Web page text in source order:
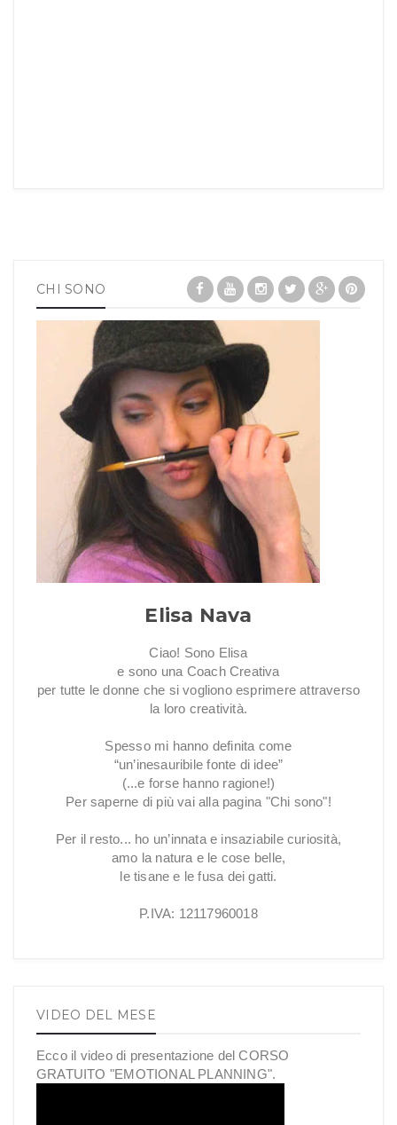
CHI SONO
Elisa Nava
Ciao! Sono Elisa
e sono una Coach Creativa
per tutte le donne che si vogliono esprimere attraverso
la loro creatività.
Spesso mi hanno definita come
“un’inesauribile fonte di idee”
(...e forse hanno ragione!)
Per saperne di più vai alla pagina "Chi sono"!
Per il resto... ho un’innata e insaziabile curiosità,
amo la natura e le cose belle,
le tisane e le fusa dei gatti.
P.IVA: 12117960018
VIDEO DEL MESE
Ecco il video di presentazione del CORSO
GRATUITO "EMOTIONAL PLANNING".